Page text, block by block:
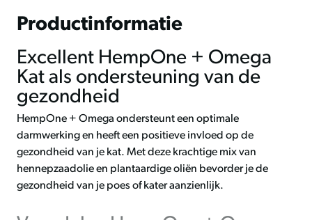
Productinformatie
Excellent HempOne + Omega
Kat als ondersteuning van de
gezondheid
HempOne + Omega ondersteunt een optimale
darmwerking en heeft een positieve invloed op de
gezondheid van je kat. Met deze krachtige mix van
hennepzaadolie en plantaardige oliën bevorder je de
gezondheid van je poes of kater aanzienlijk.